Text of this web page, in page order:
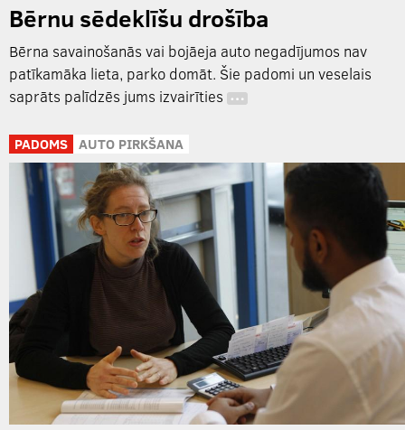
Bērnu sēdeklīšu drošība
Bērna savainošanās vai bojāeja auto negadījumos nav
patīkamāka lieta, parko domāt. Šie padomi un veselais
saprāts palīdzēs jums izvairīties …
PADOMS AUTO PIRKŠANA